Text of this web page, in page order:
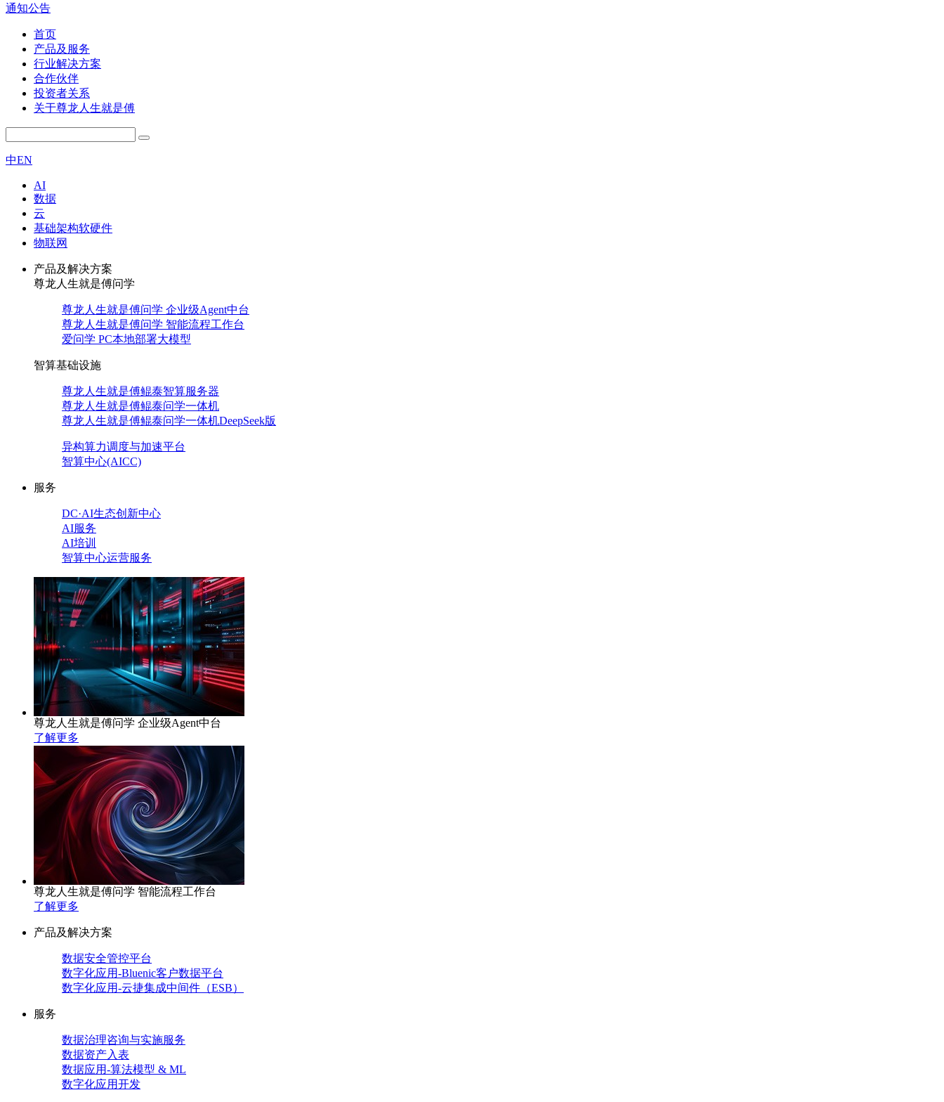
通知公告
首页
产品及服务
行业解决方案
合作伙伴
投资者关系
关于尊龙人生就是傅
中EN
AI
数据
云
基础架构软硬件
物联网
产品及解决方案
尊龙人生就是傅问学
尊龙人生就是傅问学 企业级Agent中台
尊龙人生就是傅问学 智能流程工作台
爱问学 PC本地部署大模型
智算基础设施
尊龙人生就是傅鲲泰智算服务器
尊龙人生就是傅鲲泰问学一体机
尊龙人生就是傅鲲泰问学一体机DeepSeek版
异构算力调度与加速平台
智算中心(AICC)
服务
DC·AI生态创新中心
AI服务
AI培训
智算中心运营服务
尊龙人生就是傅问学 企业级Agent中台
了解更多
尊龙人生就是傅问学 智能流程工作台
了解更多
产品及解决方案
数据安全管控平台
数字化应用-Bluenic客户数据平台
数字化应用-云捷集成中间件（ESB）
服务
数据治理咨询与实施服务
数据资产入表
数据应用-算法模型 & ML
数字化应用开发